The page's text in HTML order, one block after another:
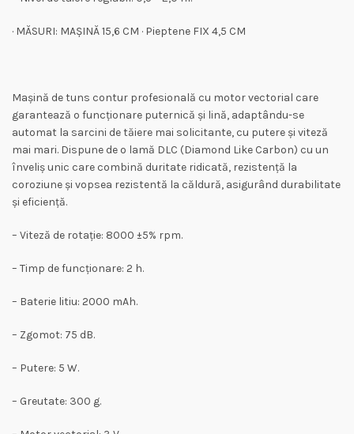
· MĂSURI: MAȘINĂ 15,6 CM · Pieptene FIX 4,5 CM
Mașină de tuns contur profesională cu motor vectorial care
garantează o funcționare puternică și lină, adaptându-se
automat la sarcini de tăiere mai solicitante, cu putere și viteză
mai mari. Dispune de o lamă DLC (Diamond Like Carbon) cu un
înveliș unic care combină duritate ridicată, rezistență la
coroziune și vopsea rezistentă la căldură, asigurând durabilitate
și eficiență.
– Viteză de rotație: 8000 ±5% rpm.
– Timp de funcționare: 2 h.
– Baterie litiu: 2000 mAh.
– Zgomot: 75 dB.
– Putere: 5 W.
– Greutate: 300 g.